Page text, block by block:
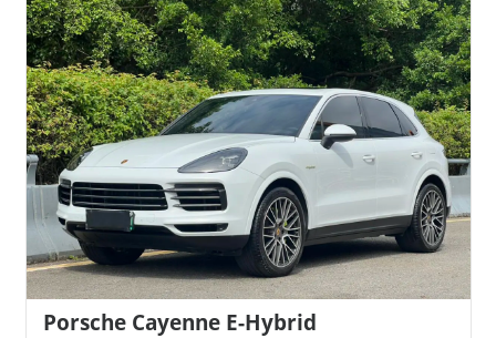
Porsche Cayenne E-Hybrid